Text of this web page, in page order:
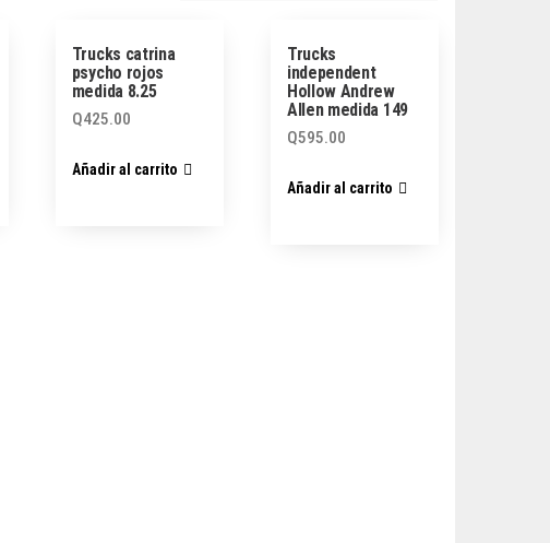
Trucks catrina
psycho rojos
medida 8.25
Q425.00
Añadir al carrito
Trucks
independent
Hollow Andrew
Allen medida 149
Q595.00
Añadir al carrito